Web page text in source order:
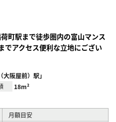
町駅まで徒歩圏内の富山マンス
アクセス便利な立地にござい
阪屋前）駅」
18m²
月額目安